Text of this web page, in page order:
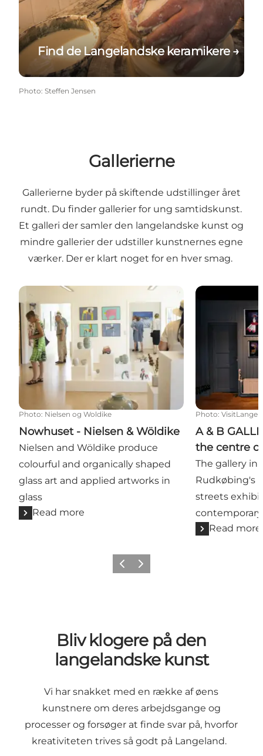
Find de Langelandske keramikere →
Photo: Steffen Jensen
Gallerierne
Gallerierne byder på skiftende udstillinger året
rundt. Du finder gallerier for ung samtidskunst.
Et galleri der samler den langelandske kunst og
mindre gallerier der udstiller kunstnernes egne
værker. Der er klart noget for en hver smag.
Nowhuset - Nielsen & Wöldike
Photo: Nielsen og Woldike
Nowhuset - Nielsen & Wöldike
Nielsen and Wöldike produce
colourful and organically shaped
glass art and applied artworks in
glass
Read more
A & B
Photo:
A & B
the centre
The gallery in
Rudkøbing's
streets
Read more
Previous
Next
Bliv klogere på den
langelandske kunst
Vi har snakket med en række af øens
kunstnere om deres arbejdsgange og
processer og forsøger at finde svar på, hvorfor
kreativiteten trives så godt på Langeland.